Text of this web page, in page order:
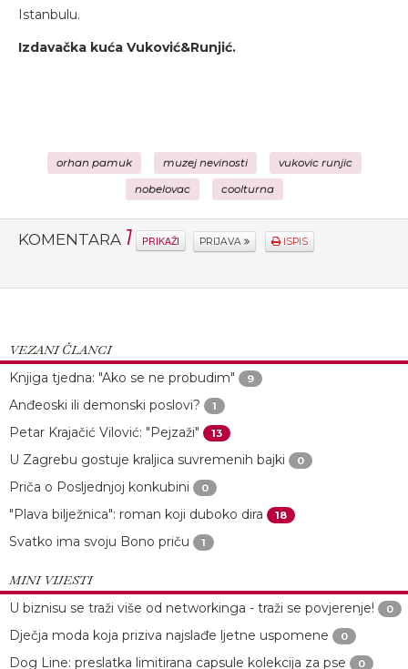
Istanbulu.
Izdavačka kuća Vuković&Runjić.
orhan pamuk muzej nevinosti vukovic runjic
nobelovac coolturna
KOMENTARA 1 PRIKAŽI PRIJAVA ISPIS
VEZANI ČLANCI
Knjiga tjedna: "Ako se ne probudim"
9
Anđeoski ili demonski poslovi? 1
Petar Krajačić Vilović: "Pejzaži" 13
U Zagrebu gostuje kraljica suvremenih bajki 0
Priča o Posljednjoj konkubini 0
"Plava bilježnica": roman koji duboko dira 18
Svatko ima svoju Bono priču 1
MINI VIJESTI
U biznisu se traži više od networkinga - traži se povjerenje!
0
Dječja moda koja priziva najslađe ljetne uspomene 0
Dog Line: preslatka limitirana capsule kolekcija za pse 0